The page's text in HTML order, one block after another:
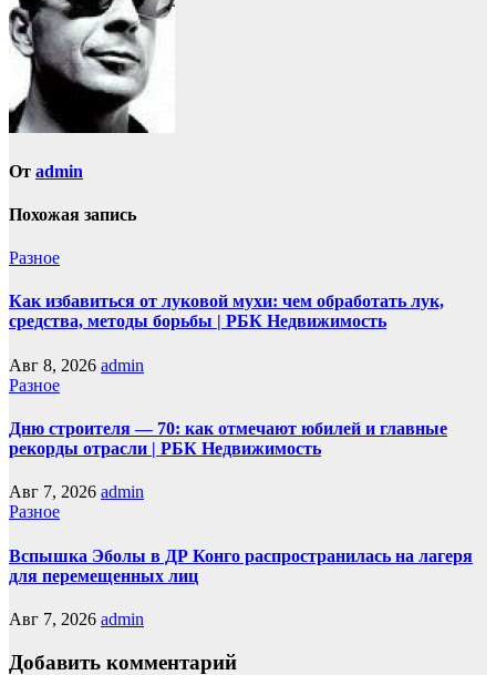
От admin
Похожая запись
Разное
Как избавиться от луковой мухи: чем обработать лук,
средства, методы борьбы | РБК Недвижимость
Авг 8, 2026 admin
Разное
Дню строителя — 70: как отмечают юбилей и главные
рекорды отрасли | РБК Недвижимость
Авг 7, 2026 admin
Разное
Вспышка Эболы в ДР Конго распространилась на лагеря
для перемещенных лиц
Авг 7, 2026 admin
Добавить комментарий